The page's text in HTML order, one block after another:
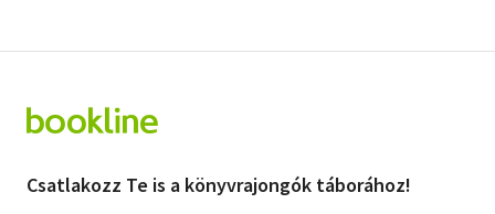
Csatlakozz Te is a könyvrajongók táborához!